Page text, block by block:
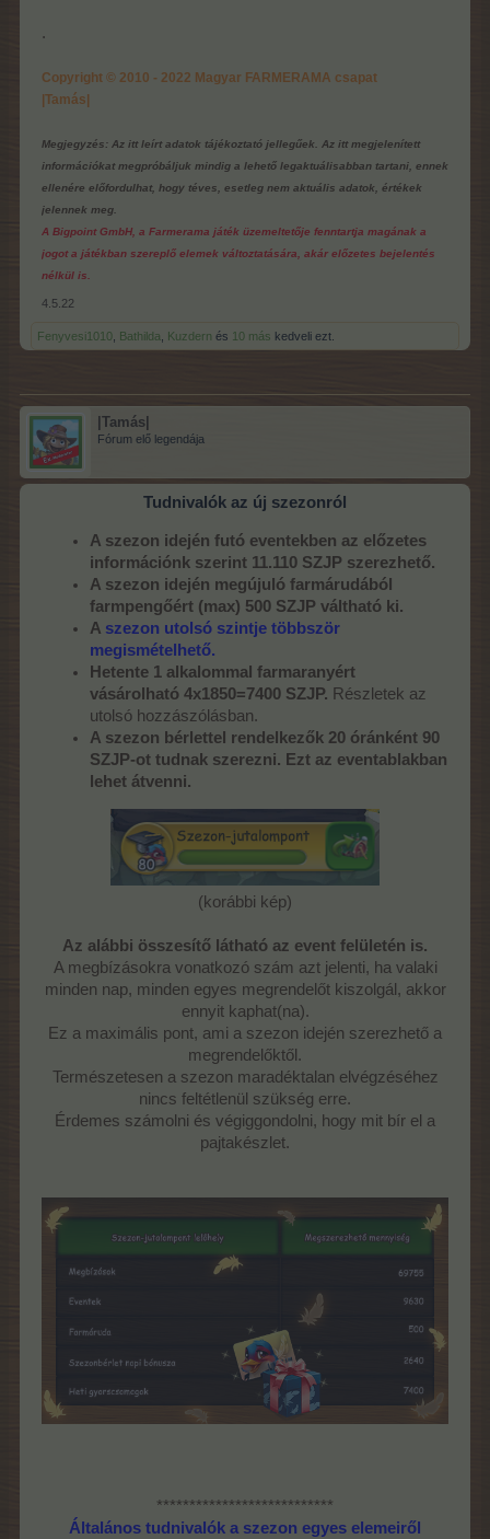
.
Copyright © 2010 - 2022 Magyar FARMERAMA csapat
|Tamás|
Megjegyzés: Az itt leírt adatok tájékoztató jellegűek. Az itt megjelenített
információkat megpróbáljuk mindig a lehető legaktuálisabban tartani, ennek
ellenére előfordulhat, hogy téves, esetleg nem aktuális adatok, értékek
jelennek meg.
A Bigpoint GmbH, a Farmerama játék üzemeltetője fenntartja magának a
jogot a játékban szereplő elemek változtatására, akár előzetes bejelentés
nélkül is.
4.5.22
Fenyvesi1010 Bathilda Kuzdern és 10 más kedveli ezt.
|Tamás|
Fórum elő legendája
Tudnivalók az új szezonról
A szezon idején futó eventekben az előzetes
információnk szerint 11.110 SZJP szerezhető.
A szezon idején megújuló farmárudából
farmpengőért (max) 500 SZJP váltható ki.
A szezon utolsó szintje többször
megismételhető.
Hetente 1 alkalommal farmaranyért
vásárolható 4x1850=7400 SZJP. Részletek az
utolsó hozzászólásban.
A szezon bérlettel rendelkezők 20 óránként 90
SZJP-ot tudnak szerezni. Ezt az eventablakban
lehet átvenni.
(korábbi kép)
Az alábbi összesítő látható az event felületén is.
A megbízásokra vonatkozó szám azt jelenti, ha valaki
minden nap, minden egyes megrendelőt kiszolgál, akkor
ennyit kaphat(na).
Ez a maximális pont, ami a szezon idején szerezhető a
megrendelőktől.
Természetesen a szezon maradéktalan elvégzéséhez
nincs feltétlenül szükség erre.
Érdemes számolni és végiggondolni, hogy mit bír el a
pajtakészlet.
***************************
Általános tudnivalók a szezon egyes elemeiről